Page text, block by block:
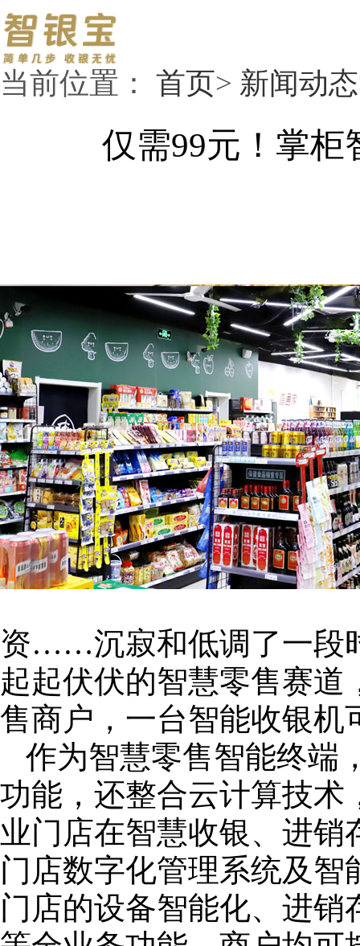
当前位置： 首页> 新闻动态
仅需99元！掌柜
资……沉寂和低调了一段
起起伏伏的智慧零售赛
售商户，一台智能收银机
作为智慧零售智能终端
功能，还整合云计算技术
业门店在智慧收银、进
门店数字化管理系统及
门店的设备智能化、进